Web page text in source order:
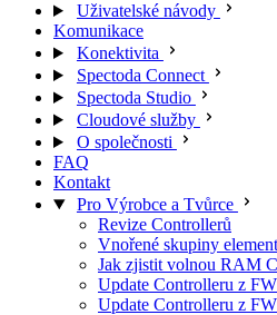
Uživatelské návody
Komunikace
Konektivita
Spectoda Connect
Spectoda Studio
Cloudové služby
O společnosti
FAQ
Kontakt
Pro Výrobce a Tvůrce
Revize Controllerů
Vnořené skupiny
Jak zjistit volnou RAM
Update Controlleru z
Update Controlleru z